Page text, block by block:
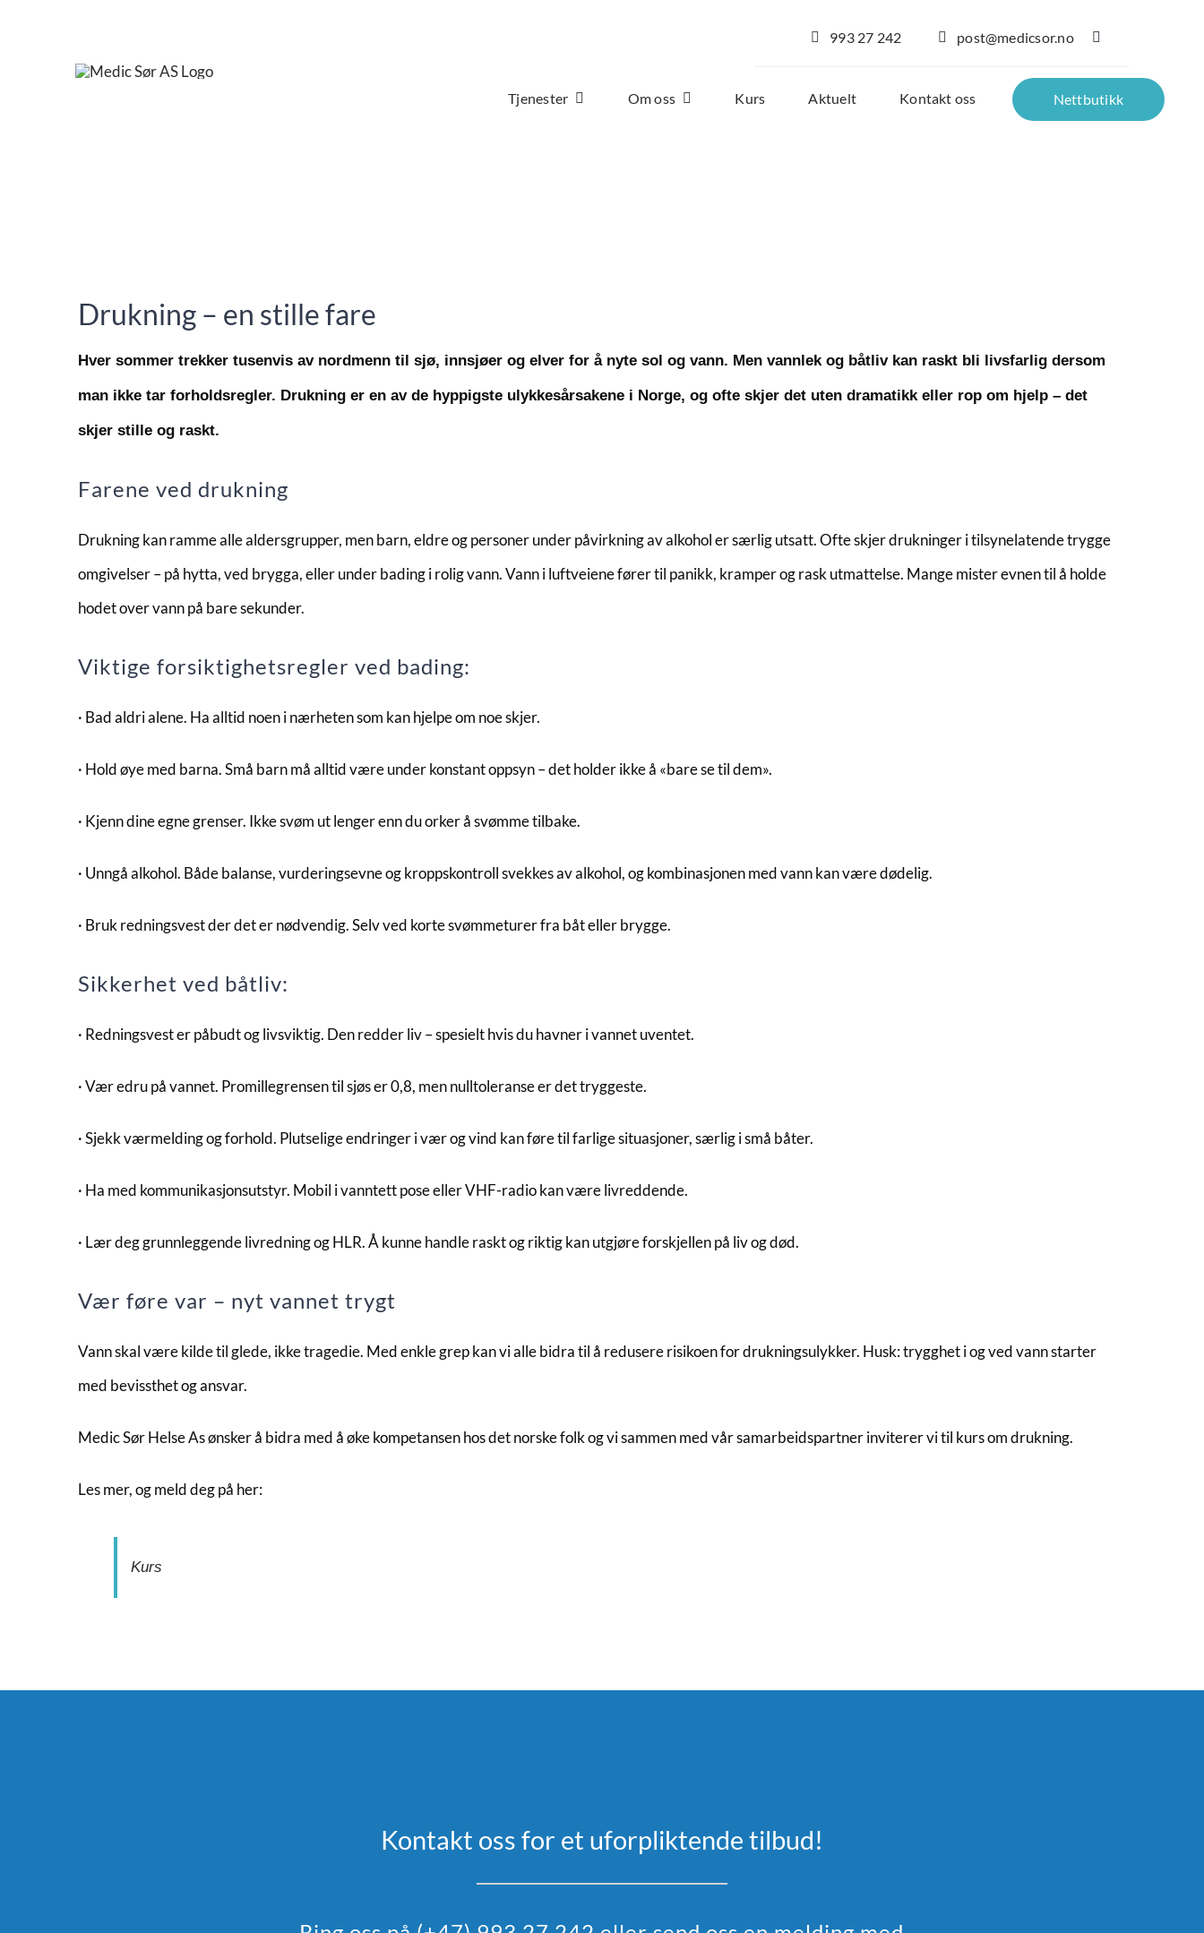
993 27 242 post@medicsor.no
Tjenester Om oss Kurs Aktuelt Kontakt oss Nettbutikk
Drukning – en stille fare
Hver sommer trekker tusenvis av nordmenn til sjø, innsjøer og elver for å nyte sol og vann. Men vannlek og båtliv kan raskt bli livsfarlig dersom
man ikke tar forholdsregler. Drukning er en av de hyppigste ulykkesårsakene i Norge, og ofte skjer det uten dramatikk eller rop om hjelp – det
skjer stille og raskt.
Farene ved drukning
Drukning kan ramme alle aldersgrupper, men barn, eldre og personer under påvirkning av alkohol er særlig utsatt. Ofte skjer drukninger i tilsynelatende trygge
omgivelser – på hytta, ved brygga, eller under bading i rolig vann. Vann i luftveiene fører til panikk, kramper og rask utmattelse. Mange mister evnen til å holde
hodet over vann på bare sekunder.
Viktige forsiktighetsregler ved bading:
· Bad aldri alene. Ha alltid noen i nærheten som kan hjelpe om noe skjer.
· Hold øye med barna. Små barn må alltid være under konstant oppsyn – det holder ikke å «bare se til dem».
· Kjenn dine egne grenser. Ikke svøm ut lenger enn du orker å svømme tilbake.
· Unngå alkohol. Både balanse, vurderingsevne og kroppskontroll svekkes av alkohol, og kombinasjonen med vann kan være dødelig.
· Bruk redningsvest der det er nødvendig. Selv ved korte svømmeturer fra båt eller brygge.
Sikkerhet ved båtliv:
· Redningsvest er påbudt og livsviktig. Den redder liv – spesielt hvis du havner i vannet uventet.
· Vær edru på vannet. Promillegrensen til sjøs er 0,8, men nulltoleranse er det tryggeste.
· Sjekk værmelding og forhold. Plutselige endringer i vær og vind kan føre til farlige situasjoner, særlig i små båter.
· Ha med kommunikasjonsutstyr. Mobil i vanntett pose eller VHF-radio kan være livreddende.
· Lær deg grunnleggende livredning og HLR. Å kunne handle raskt og riktig kan utgjøre forskjellen på liv og død.
Vær føre var – nyt vannet trygt
Vann skal være kilde til glede, ikke tragedie. Med enkle grep kan vi alle bidra til å redusere risikoen for drukningsulykker. Husk: trygghet i og ved vann starter
med bevissthet og ansvar.
Medic Sør Helse As ønsker å bidra med å øke kompetansen hos det norske folk og vi sammen med vår samarbeidspartner inviterer vi til kurs om drukning.
Les mer, og meld deg på her:
Kurs
Kontakt oss for et uforpliktende tilbud!